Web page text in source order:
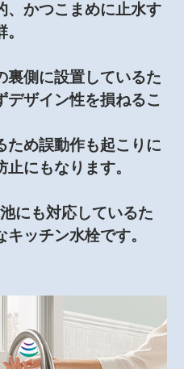
、かつこまめに止水す
裏側に設置しているた
デザイン性を損ねるこ
ため誤動作も起こりに
にもなります。
にも対応しているた
ッチン水栓です。